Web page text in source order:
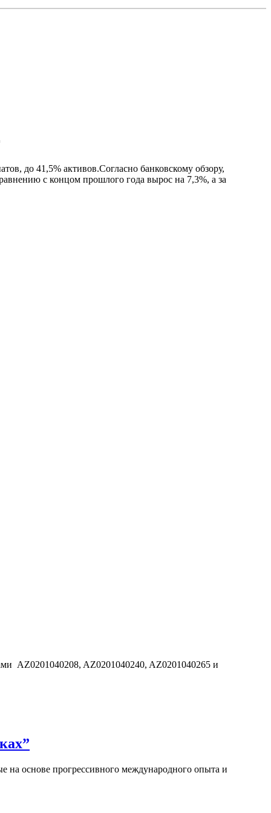
до 41,5% активов.Согласно банковскому обзору,
с концом прошлого года вырос на 7,3%, а за
AZ0201040208, AZ0201040240, AZ0201040265 и
основе прогрессивного международного опыта и